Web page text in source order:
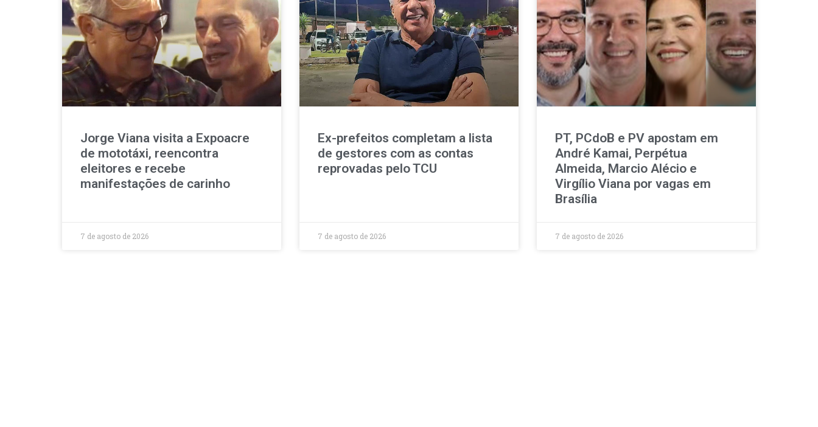
Jorge Viana visita a Expoacre
de mototáxi, reencontra
eleitores e recebe
manifestações de carinho
7 de agosto de 2026
Ex-prefeitos completam a lista
de gestores com as contas
reprovadas pelo TCU
7 de agosto de 2026
PT, PCdoB e PV apostam em
André Kamai, Perpétua
Almeida, Marcio Alécio e
Virgílio Viana por vagas em
Brasília
7 de agosto de 2026